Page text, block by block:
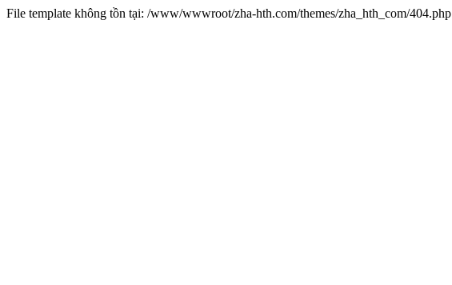
File template không tồn tại: /www/wwwroot/zha-hth.com/themes/zha_hth_com/404.php